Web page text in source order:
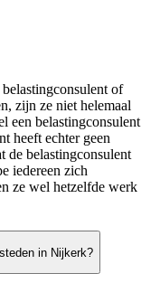
of
zijn ze niet helemaal
een belastingconsulent
heeft echter geen
de belastingconsulent
iedereen zich
ze wel hetzelfde werk
in Nijkerk?